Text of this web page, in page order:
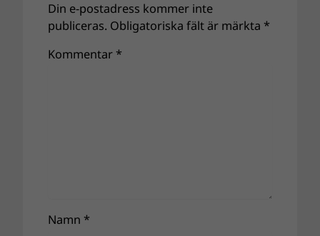
Din e-postadress kommer inte
publiceras. Obligatoriska fält är märkta *
Kommentar *
Namn *